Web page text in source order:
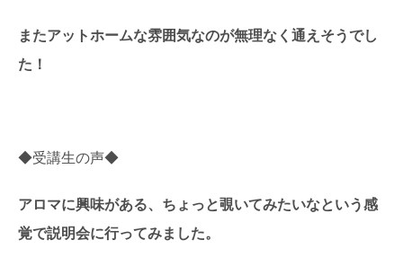
またアットホームな雰囲気なのが無理なく通えそうでし
た！
◆受講生の声◆
アロマに興味がある、ちょっと覗いてみたいなという感
覚で説明会に行ってみました。